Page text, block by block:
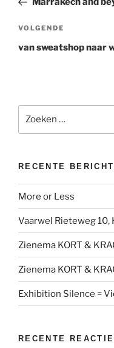
Volgend
bericht
VOLGENDE
van sweatshop naar
naar:
RECENTE
More or Less
Vaarwel Rieteweg 10,
Zienema KORT &
Zienema KORT &
Exhibition Silence =
RECENTE